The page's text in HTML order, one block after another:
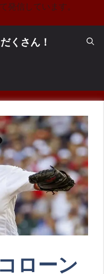
信しています。
くさん！
ローン